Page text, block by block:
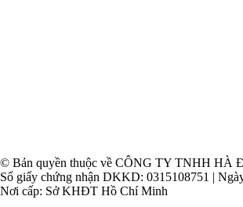
© Bản quyền thuộc về CÔNG TY TNHH HÀ
Số giấy chứng nhận DKKD: 0315108751 | Ngày
Nơi cấp: Sở KHĐT Hồ Chí Minh